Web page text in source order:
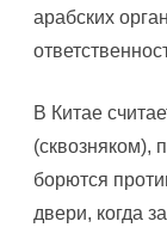
арабских
В Китае
(сквозняком),
борются
двери, когда